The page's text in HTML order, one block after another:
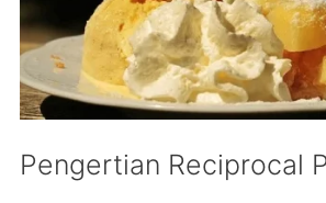
Pengertian Reciprocal